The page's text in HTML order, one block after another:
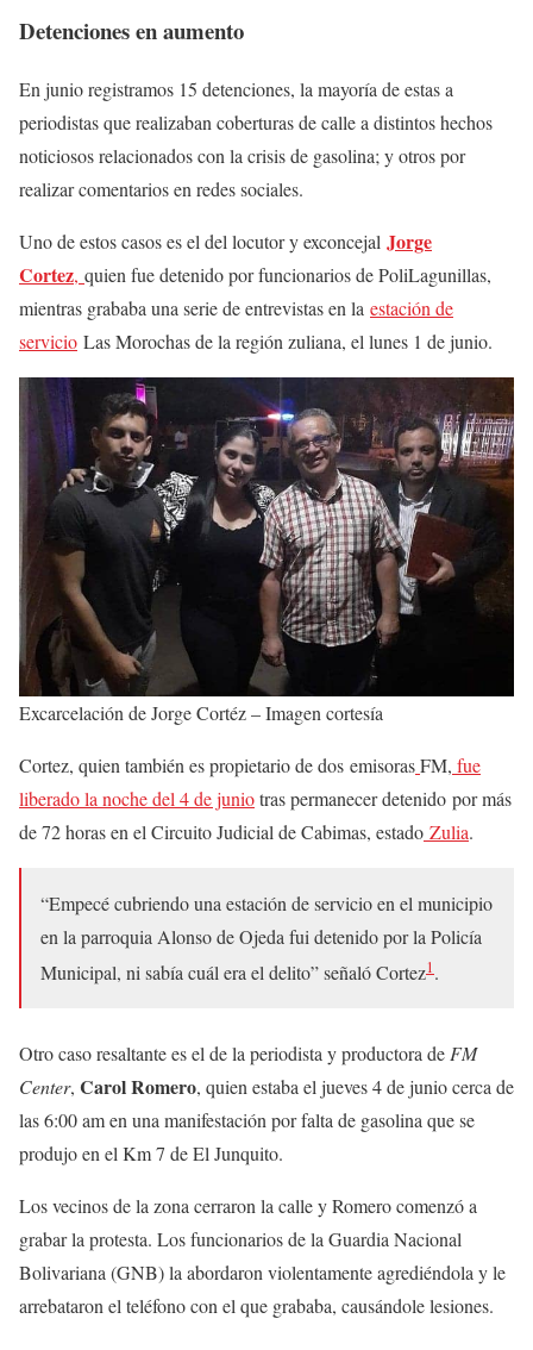
Detenciones en aumento
En junio registramos 15 detenciones, la mayoría de estas a
periodistas que realizaban coberturas de calle a distintos hechos
noticiosos relacionados con la crisis de gasolina; y otros por
realizar comentarios en redes sociales.
Uno de estos casos es el del locutor y exconcejal Jorge
Cortez, quien fue detenido por funcionarios de PoliLagunillas,
mientras grababa una serie de entrevistas en la estación de
servicio Las Morochas de la región zuliana, el lunes 1 de junio.
Excarcelación de Jorge Cortéz – Imagen cortesía
Cortez, quien también es propietario de dos emisorasFM, fue
liberado la noche del 4 de juniotras permanecer detenido por más
de 72 horas en el Circuito Judicial de Cabimas, estado Zulia.
“Empecé cubriendo una estación de servicio en el municipio
en la parroquia Alonso de Ojeda fui detenido por la Policía
Municipal, ni sabía cuál era el delito” señaló Cortez1.
Otro caso resaltante es el de la periodista y productora deFM
Center, Carol Romero, quien estaba el jueves 4 de junio cerca de
las 6:00 am en una manifestación por falta de gasolina que se
produjo en el Km 7 de El Junquito.
Los vecinos de la zona cerraron la calle y Romero comenzó a
grabar la protesta. Los funcionarios de la Guardia Nacional
Bolivariana (GNB) la abordaron violentamente agrediéndola y le
arrebataron el teléfono con el que grababa, causándole lesiones.